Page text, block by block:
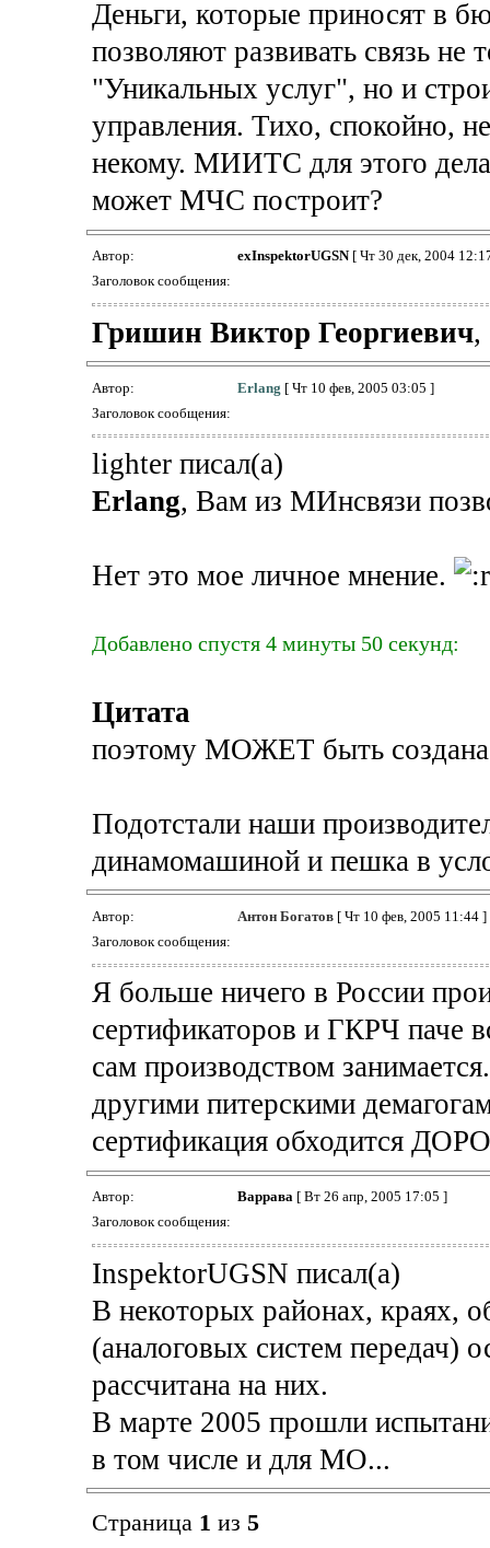
Деньги, которые приносят в
позволяют развивать связь не
"Уникальных услуг", но и
управления. Тихо, спокойно,
некому. МИИТС для этого
может МЧС построит?
Автор: exInspektorUGSN[ Чт 30 дек, 2004
Заголовок сообщения:
Гришин Виктор Георгиевич,
Автор: Erlang [ Чт 10 фев, 2005 03:05 ]
Заголовок сообщения:
lighter писал(а)
Erlang, Вам из МИнсвязи
Нет это мое личное мнение.
Добавлено спустя 4 минуты 50 секунд:
Цитата
поэтому МОЖЕТ быть создана
Подотстали наши
динамомашиной и пешка в
Автор: Антон Богатов[ Чт 10 фев, 2005 11:44 ]
Заголовок сообщения:
Я больше ничего в России
сертификаторов и ГКРЧ паче
сам производством
другими питерскими
сертификация обходится
Автор: Варрава[ Вт 26 апр, 2005 17:05 ]
Заголовок сообщения:
InspektorUGSN писал(а)
В некоторых районах, краях,
(аналоговых систем передач)
рассчитана на них.
В марте 2005 прошли
в том числе и для МО...
Страница 1 из 5